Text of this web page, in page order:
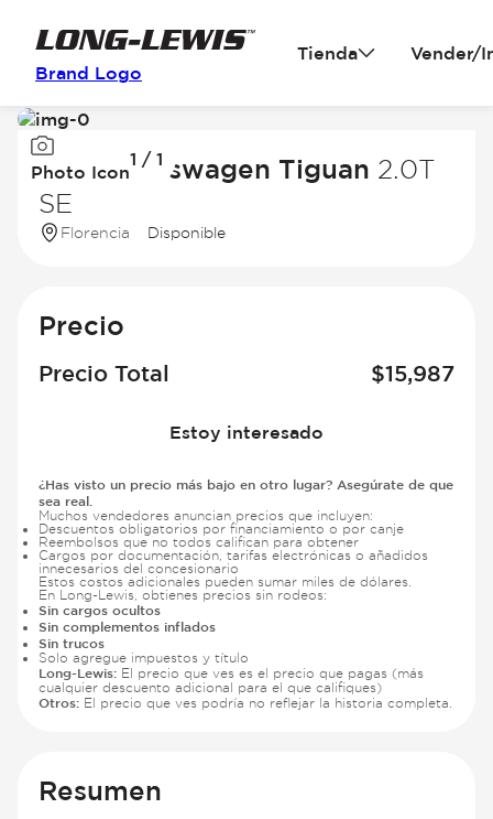
Brand Logo
Tienda Vender/
Image
of
Photo Icon
1 / 1
2019 Volkswagen Tiguan 2.0T
SE
Florencia Disponible
Precio
Precio Total $15,987
Estoy interesado
¿Has visto un precio más bajo en otro lugar? Asegúrate de que
sea real.
Muchos vendedores anuncian precios que incluyen:
Descuentos obligatorios por financiamiento o por canje
Reembolsos que no todos califican para obtener
Cargos por documentación, tarifas electrónicas o añadidos
innecesarios del concesionario
Estos costos adicionales pueden sumar miles de dólares.
En Long-Lewis, obtienes precios sin rodeos:
Sin cargos ocultos
Sin complementos inflados
Sin trucos
Solo agregue impuestos y título
Long-Lewis: El precio que ves es el precio que pagas (más
cualquier descuento adicional para el que califiques)
Otros: El precio que ves podría no reflejar la historia completa.
Resumen